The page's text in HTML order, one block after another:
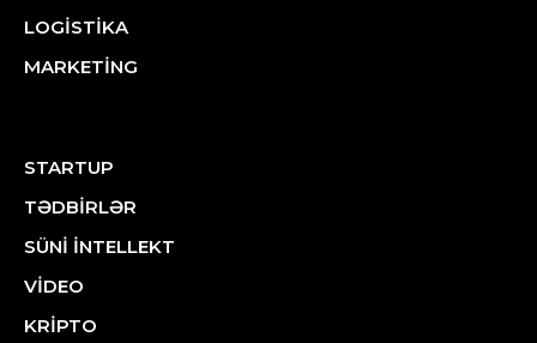
LOGİSTİKA
MARKETİNG
STARTUP
TƏDBİRLƏR
SÜNİ İNTELLEKT
VİDEO
KRİPTO